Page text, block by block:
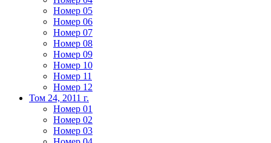
Номер 05
Номер 06
Номер 07
Номер 08
Номер 09
Номер 10
Номер 11
Номер 12
Том 24, 2011 г.
Номер 01
Номер 02
Номер 03